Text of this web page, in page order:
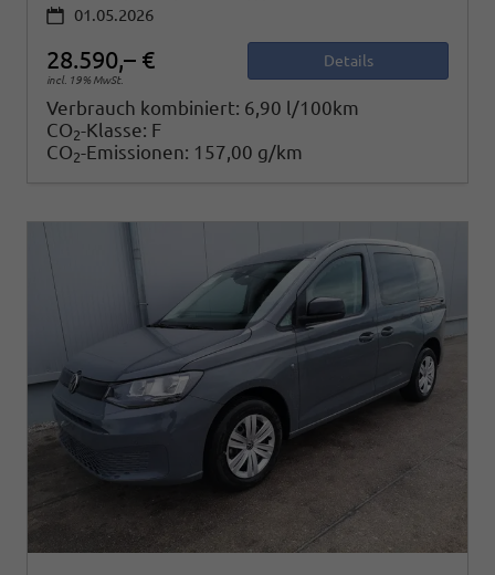
01.05.2026
28.590,– €
incl. 19% MwSt.
Details
Verbrauch kombiniert: 6,90 l/100km
CO2-Klasse: F
CO2-Emissionen: 157,00 g/km